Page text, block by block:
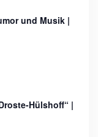
und Musik |
Hülshoff“ |